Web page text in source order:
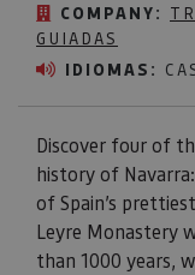
COMPANY:
GUIADAS
IDIOMAS:
Discover four of
history of
of Spain’s
Leyre Monastery
than 1000 years,